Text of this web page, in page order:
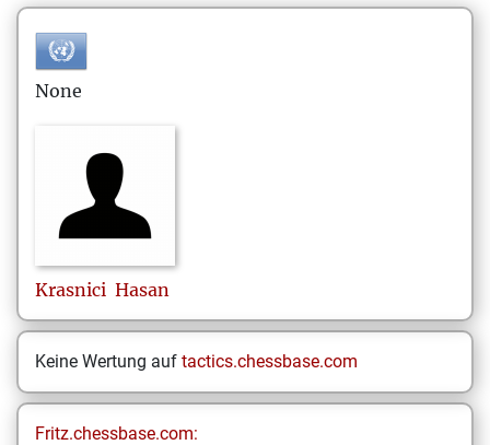
None
Krasnici Hasan
Keine Wertung auf tactics.chessbase.com
Fritz.chessbase.com: